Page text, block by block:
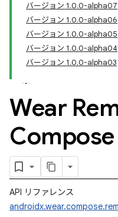
バージョン 1.0.0-alpha07
バージョン 1.0.0-alpha06
バージョン 1.0.0-alpha05
バージョン 1.0.0-alpha04
バージョン 1.0.0-alpha03
Wear
API リファレンス